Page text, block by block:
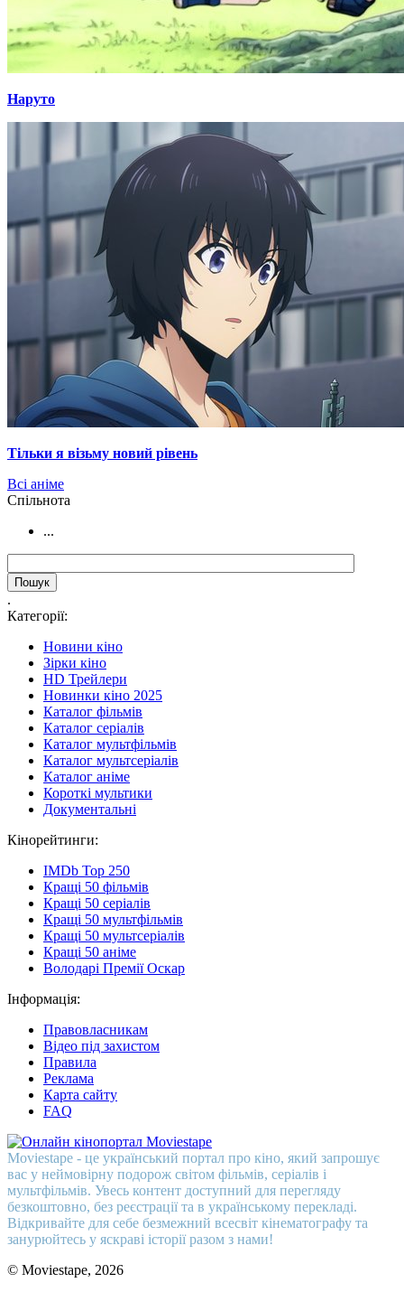
Наруто
Тільки я візьму новий рівень
Всі аніме
Cпільнота
...
.
Категорії:
Новини кіно
Зірки кіно
HD Трейлери
Новинки кіно 2025
Каталог фільмів
Каталог серіалів
Каталог мультфільмів
Каталог мультсеріалів
Каталог аніме
Короткі мультики
Документальні
Кінорейтинги:
IMDb Top 250
Кращі 50 фільмів
Кращі 50 серіалів
Кращі 50 мультфільмів
Кращі 50 мультсеріалів
Кращі 50 аніме
Володарі Премії Оскар
Інформація:
Правовласникам
Відео під захистом
Правила
Реклама
Карта сайту
FAQ
Moviestape - це український портал про кіно, який запрошує
вас у неймовірну подорож світом фільмів, серіалів і
мультфільмів. Увесь контент доступний для перегляду
безкоштовно, без реєстрації та в українському перекладі.
Відкривайте для себе безмежний всесвіт кінематографу та
занурюйтесь у яскраві історії разом з нами!
© Moviestape, 2026